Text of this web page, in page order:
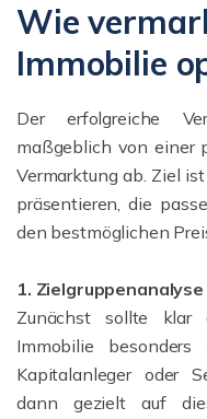
Wie
Immobilie
Der erfolgreiche
maßgeblich von einer
Vermarktung ab. Ziel
präsentieren, die
den bestmöglichen
1. Zielgruppenanalyse
Zunächst sollte
Immobilie
Kapitalanleger oder
dann gezielt auf